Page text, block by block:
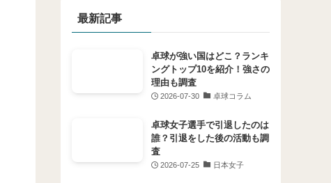
最新記事
卓球が強い国はどこ？ランキ
ングトップ10を紹介！強さの
理由も調査
2026-07-30 卓球コラム
卓球女子選手で引退したのは
誰？引退をした後の活動も調
査
2026-07-25 日本女子